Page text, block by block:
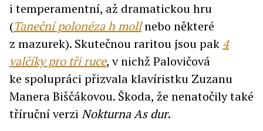
i temperamentní, až dramatickou hru
(Taneční polonéza h mollnebo některé
z mazurek). Skutečnou raritou jsou pak 4
valčíky pro tři ruce, v nichž Palovičová
ke spolupráci přizvala klavíristku Zuzanu
Manera Biščákovou. Škoda, že nenatočily také
tříruční verzi Nokturna As dur.